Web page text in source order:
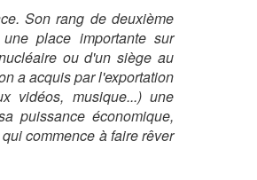
Son rang de deuxième
place importante sur
ou d'un siège au
a acquis par l'exportation
vidéos, musique...) une
puissance économique,
commence à faire rêver